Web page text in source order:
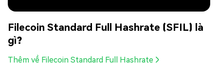
Filecoin Standard Full Hashrate (SFIL) là
gì?
Thêm về Filecoin Standard Full Hashrate